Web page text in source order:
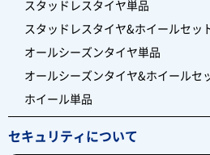
スタッドレスタイヤ単品
スタッドレスタイヤ&ホイールセッ
オールシーズンタイヤ単品
オールシーズンタイヤ&ホイールセ
ホイール単品
セキュリティについて